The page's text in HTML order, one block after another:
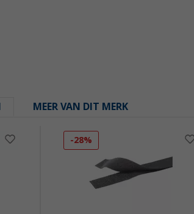
MEER VAN DIT MERK
-28%